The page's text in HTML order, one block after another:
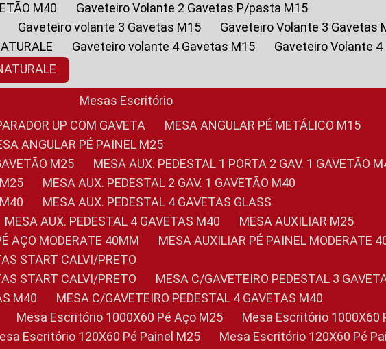
M40
Gaveteiro Volante 2 Gavetas P/pasta M15
Gaveteiro volante 3 Gavetas M15
Gaveteiro Volante 3 Gavetas
Gaveteiro volante 4 Gavetas M15
Gaveteiro Volante
Mesas Escritório
UP COM GAVETA
MESA ANGULAR PÉ METÁLICO M15
ANGULAR PÉ PAINEL M25
M25
MESA AUX. PEDESTAL 1 PORTA 2 GAV. 1 GAVETÃO
MESA AUX. PEDESTAL 2 GAV. 1 GAVETÃO M40
MESA AUX. PEDESTAL 4 GAVETAS GLASS
MESA AUX. PEDESTAL 4 GAVETAS M40
MESA AUXILIAR M25
AÇO MODERATE 40MM
MESA AUXILIAR PÉ PAINEL MODERATE
START CALVI/PRETO
START CALVI/PRETO
MESA C/GAVETEIRO PEDESTAL 3
M40
MESA C/GAVETEIRO PEDESTAL 4 GAVETAS M40
Mesa Escritório 1000X60 Pé Aço M25
Mesa Escritório 1000X60
Mesa Escritório 120X60 Pé Painel M25
Mesa Escritório 120X60 Pé